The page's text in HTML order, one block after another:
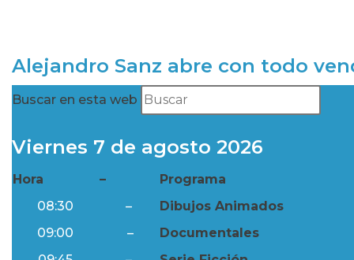
Alejandro Sanz abre con todo
Buscar en esta web
Viernes 7 de agosto 2026
Hora –
Programa
08:30
–
Dibujos Animados
09:00
–
Documentales